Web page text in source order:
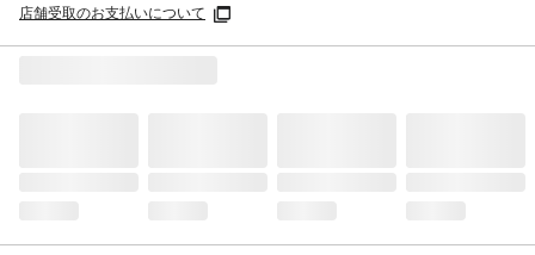
店舗受取のお支払いについて